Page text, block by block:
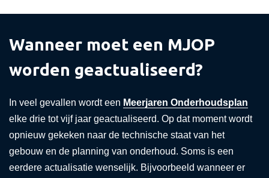
Wanneer moet een MJOP
worden geactualiseerd?
In veel gevallen wordt een Meerjaren Onderhoudsplan
elke drie tot vijf jaar geactualiseerd. Op dat moment wordt
opnieuw gekeken naar de technische staat van het
gebouw en de planning van onderhoud. Soms is een
eerdere actualisatie wenselijk. Bijvoorbeeld wanneer er